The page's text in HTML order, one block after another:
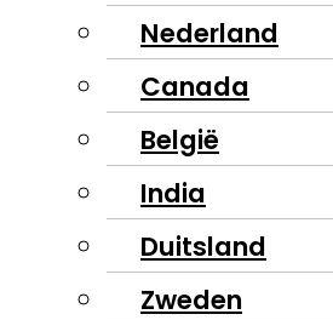
Nederland
Canada
België
India
Duitsland
Zweden